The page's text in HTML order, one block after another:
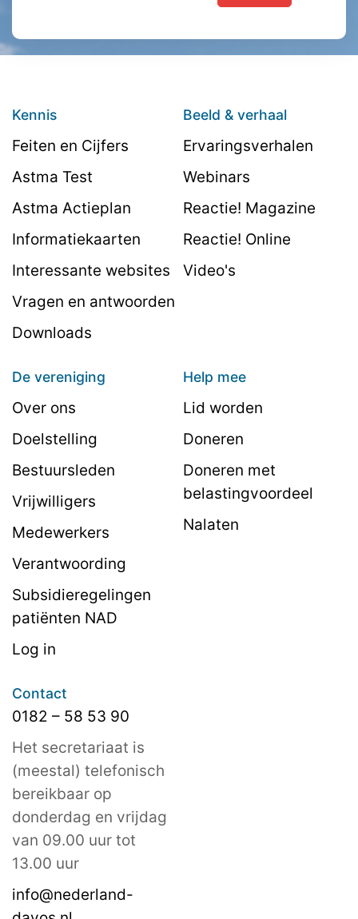
Kennis
Feiten en Cijfers
Astma Test
Astma Actieplan
Informatiekaarten
Interessante websites
Vragen en antwoorden
Downloads
Beeld & verhaal
Ervaringsverhalen
Webinars
Reactie! Magazine
Reactie! Online
Video's
De vereniging
Over ons
Doelstelling
Bestuursleden
Vrijwilligers
Medewerkers
Verantwoording
Subsidieregelingen
patiënten NAD
Log in
Help mee
Lid worden
Doneren
Doneren met
belastingvoordeel
Nalaten
Contact
0182 – 58 53 90
Het secretariaat is
(meestal) telefonisch
bereikbaar op
donderdag en vrijdag
van 09.00 uur tot
13.00 uur
info@nederland-